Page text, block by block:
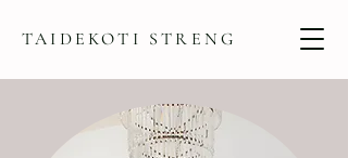
TAIDEKOTI STRENG